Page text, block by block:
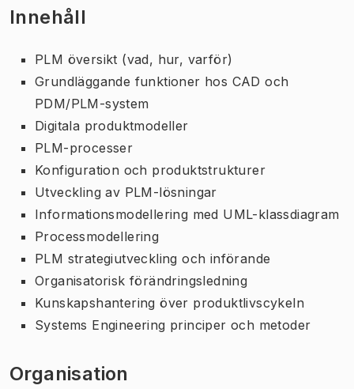
Innehåll
PLM översikt (vad, hur, varför)
Grundläggande funktioner hos CAD och
PDM/PLM-system
Digitala produktmodeller
PLM-processer
Konfiguration och produktstrukturer
Utveckling av PLM-lösningar
Informationsmodellering med UML-klassdiagram
Processmodellering
PLM strategiutveckling och införande
Organisatorisk förändringsledning
Kunskapshantering över produktlivscykeln
Systems Engineering principer och metoder
Organisation